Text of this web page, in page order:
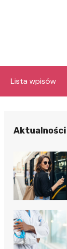
Lista wpisów
Aktualności